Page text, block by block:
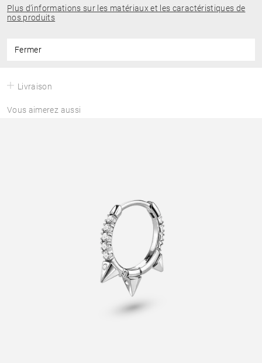
Plus d’informations sur les matériaux et les caractéristiques de
nos produits
Fermer
Livraison
Vous aimerez aussi